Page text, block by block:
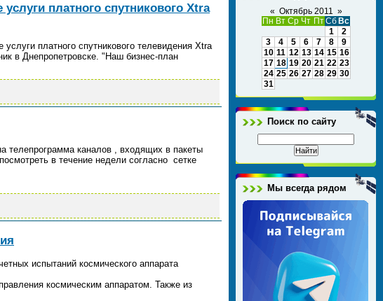
платного спутникового Xtra
платного спутникового телевидения Xtra
в Днепропетровске. "Наш бизнес-план
телепрограмма каналов , входящих в пакеты
в течение недели согласно сетке
испытаний космического аппарата
космическим аппаратом. Также из
« Октябрь 2011 »
Пн Вт Ср Чт ПтСб Вс
1
2
3
4 5 6 7 8
9
10 11 12 13 14 15 16
17 18 19 20 21 22 23
24 25 26 27 28 29 30
31
Поиск по сайту
Мы всегда рядом